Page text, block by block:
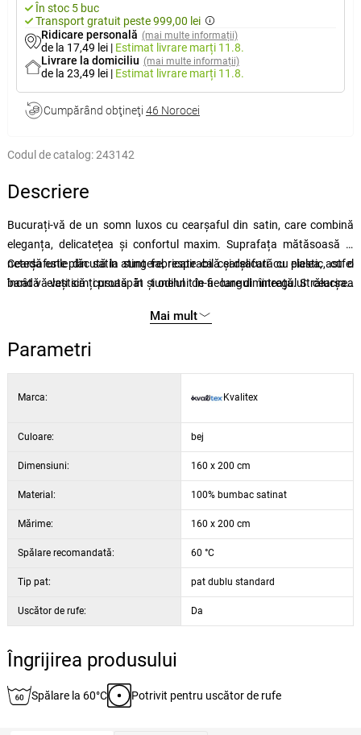
În stoc 5 buc
Transport gratuit peste 999,00 lei
Ridicare personală (mai multe informații)
de la 17,49 lei | Estimat livrare marți 11.8.
Livrare la domiciliu (mai multe informații)
de la 23,49 lei | Estimat livrare marți 11.8.
Cumpărând obţineţi 46 Norocei
Codul de catalog:243142
Descriere
Bucurați-vă de un somn luxos cu cearșaful din satin, care combină
eleganța, delicatețea și confortul maxim. Suprafața mătăsoasă și
netedă este plăcută la atingere, respirabilă și delicată cu pielea, astfel
încât vă veți simți proaspăt și odihnit în fiecare dimineață. Strălucirea
de calitate asigură o durată lungă de viață și o întreținere ușoară.
Cearșafurile din satin sunt fabricate ca cearșafuri cu elastic, cu o
bandă elastică cusută în tunelul de-a lungul întregului cearșaf.
înainte de prima utilizare. Nu recomandăm uscarea cearșafului în
uscător, dar dacă doriți totuși să utilizați uscătorul, alegeți un
program mai lung cu o temperatură mai scăzută. Cearșaful din
recomandăm să călcați cearșaful ușor umezit.
Mai mult
Parametri
Marca: Kvalitex
Culoare: bej
Dimensiuni: 160 x 200 cm
Material: 100% bumbac satinat
Mărime: 160 x 200 cm
Spălare recomandată: 60 °C
Tip pat: pat dublu standard
Uscător de rufe: Da
Îngrijirea produsului
Spălare la 60°C Potrivit pentru uscător de rufe